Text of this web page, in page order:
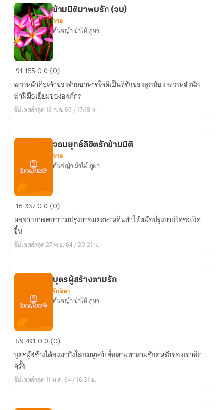
ข้าม
มา
พบ
รัก
ข้ามมิติมาพบรัก (จบ)
วาย
ต้นหญ้า ป่าไม้ ภูผา
91 15500 (0)
ฉากหน้าคือเจ้าของร้านอาหารใจดีเป็นที่รักของลูกน้อง ฉากหลังนัก
ฆ่าฝีมือเยี่ยมขององค์กร
อัปเดตล่าสุด 13 ก.ค. 69 / 17:18 น.
จอม
ลิขิต
รัก
ข้าม
จอมยุทธ์ลิขิตรักข้ามมิติ
วาย
ต้นฟญ้า ป่าไม้ ภูผา
1633700 (0)
ผลจากการพยายามปรุงยาอมตะหวนคืนทำให้หม้อปรุงยาเกิดระเบิด
ขึ้น
อัปเดตล่าสุด 27 พ.ย. 64 / 20:21 น.
บุตร
สร้าง
ตาม
รัก
บุตรผู้สร้างตามรัก
รักอื่นๆ
ต้นหญ้า ป่าไม้ ภูผา
5949100 (0)
บุตรผู้สร้างได้ลงมายังโลกมนุษย์เพื่อตามหาตามรักคนรักของเขาอีก
ครั้ง
อัปเดตล่าสุด 11 ม.ค. 64 / 16:31 น.